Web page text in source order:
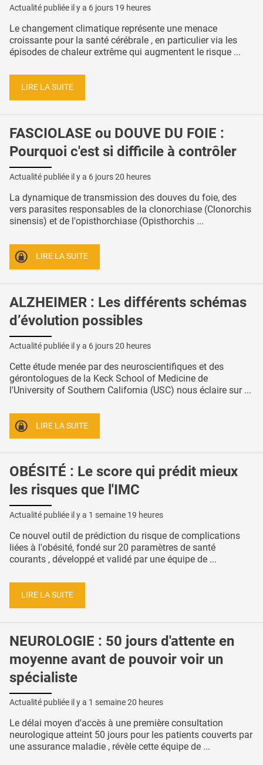
Actualité publiée il y a 6 jours 19 heures
Le changement climatique représente une menace
croissante pour la santé cérébrale , en particulier via les
épisodes de chaleur extrême qui augmentent le risque ...
LIRE LA SUITE
FASCIOLASE ou DOUVE DU FOIE :
Pourquoi c'est si difficile à contrôler
Actualité publiée il y a 6 jours 20 heures
La dynamique de transmission des douves du foie, des
vers parasites responsables de la clonorchiase (Clonorchis
sinensis) et de l'opisthorchiase (Opisthorchis ...
LIRE LA SUITE
ALZHEIMER : Les différents schémas
d’évolution possibles
Actualité publiée il y a 6 jours 20 heures
Cette étude menée par des neuroscientifiques et des
gérontologues de la Keck School of Medicine de
l'University of Southern California (USC) nous éclaire sur ...
LIRE LA SUITE
OBÉSITÉ : Le score qui prédit mieux
les risques que l'IMC
Actualité publiée il y a 1 semaine 19 heures
Ce nouvel outil de prédiction du risque de complications
liées à l'obésité, fondé sur 20 paramètres de santé
courants , développé et validé par une équipe de ...
LIRE LA SUITE
NEUROLOGIE : 50 jours d'attente en
moyenne avant de pouvoir voir un
spécialiste
Actualité publiée il y a 1 semaine 20 heures
Le délai moyen d'accès à une première consultation
neurologique atteint 50 jours pour les patients couverts par
une assurance maladie , révèle cette équipe de ...